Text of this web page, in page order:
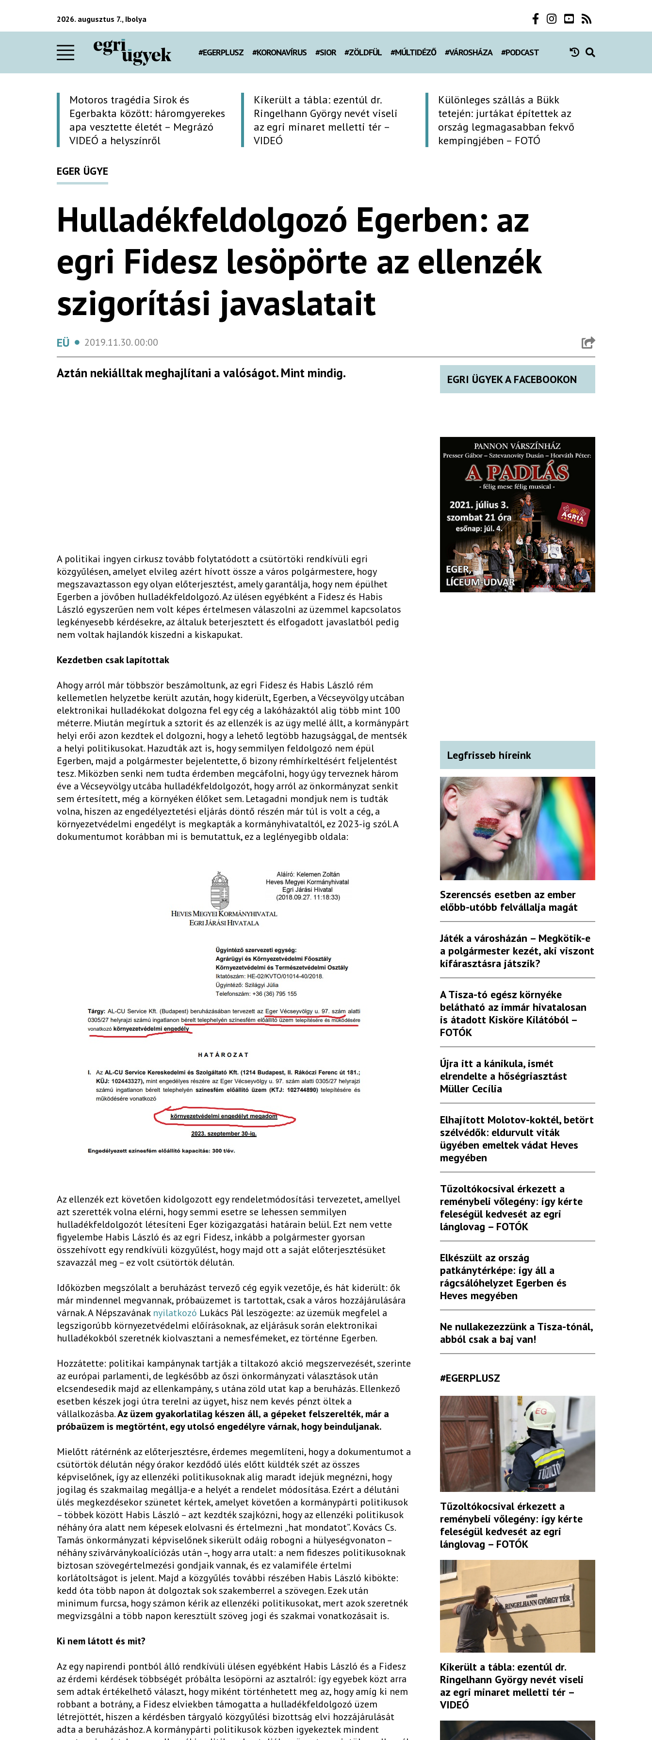
2026. augusztus 7., Ibolya
#EGERPLUSZ #KORONAVÍRUS #SIOR #ZÖLDFÜL #MÚLTIDÉZŐ #VÁROSHÁZA #PODCAST
Motoros tragédia Sirok és
Egerbakta között: háromgyerekes
apa vesztette életét – Megrázó
VIDEÓ a helyszínről
Kikerült a tábla: ezentúl dr.
Ringelhann György nevét viseli
az egri minaret melletti tér –
VIDEÓ
Különleges szállás a Bükk
tetején: jurtákat építettek az
ország legmagasabban fekvő
kempingjében – FOTÓ
EGER ÜGYE
Hulladékfeldolgozó Egerben: az
egri Fidesz lesöpörte az ellenzék
szigorítási javaslatait
EÜ 2019.11.30.00:00
Aztán nekiálltak meghajlítani a valóságot. Mint mindig.
A politikai ingyen cirkusz tovább folytatódott a csütörtöki rendkívüli egri
közgyűlésen, amelyet elvileg azért hívott össze a város polgármestere, hogy
megszavaztasson egy olyan előterjesztést, amely garantálja, hogy nem épülhet
Egerben a jövőben hulladékfeldolgozó. Az ülésen egyébként a Fidesz és Habis
László egyszerűen nem volt képes értelmesen válaszolni az üzemmel kapcsolatos
legkényesebb kérdésekre, az általuk beterjesztett és elfogadott javaslatból pedig
nem voltak hajlandók kiszedni a kiskapukat.
Kezdetben csak lapítottak
Ahogy arról már többször beszámoltunk, az egri Fidesz és Habis László rém
kellemetlen helyzetbe került azután, hogy kiderült, Egerben, a Vécseyvölgy utcában
elektronikai hulladékokat dolgozna fel egy cég a lakóházaktól alig több mint 100
méterre. Miután megírtuk a sztorit és az ellenzék is az ügy mellé állt, a kormánypárt
helyi erői azon kezdtek el dolgozni, hogy a lehető legtöbb hazugsággal, de mentsék
a helyi politikusokat. Hazudták azt is, hogy semmilyen feldolgozó nem épül
Egerben, majd a polgármester bejelentette, ő bizony rémhírkeltésért feljelentést
tesz. Miközben senki nem tudta érdemben megcáfolni, hogy úgy terveznek három
éve a Vécseyvölgy utcába hulladékfeldolgozót, hogy arról az önkormányzat senkit
sem értesített, még a környéken élőket sem. Letagadni mondjuk nem is tudták
volna, hiszen az engedélyeztetési eljárás döntő részén már túl is volt a cég, a
környezetvédelmi engedélyt is megkapták a kormányhivataltól, ez 2023-ig szól. A
dokumentumot korábban mi is bemutattuk, ez a leglényegibb oldala:
Az ellenzék ezt követően kidolgozott egy rendeletmódosítási tervezetet, amellyel
azt szerették volna elérni, hogy semmi esetre se lehessen semmilyen
hulladékfeldolgozót létesíteni Eger közigazgatási határain belül. Ezt nem vette
figyelembe Habis László és az egri Fidesz, inkább a polgármester gyorsan
összehívott egy rendkívüli közgyűlést, hogy majd ott a saját előterjesztésüket
szavazzál meg – ez volt csütörtök délután.
Időközben megszólalt a beruházást tervező cég egyik vezetője, és hát kiderült: ők
már mindennel megvannak, próbaüzemet is tartottak, csak a város hozzájárulására
várnak. A Népszavának nyilatkozó Lukács Pál leszögezte: az üzemük megfelel a
legszigorúbb környezetvédelmi előírásoknak, az eljárásuk során elektronikai
hulladékokból szeretnék kiolvasztani a nemesfémeket, ez történne Egerben.
Hozzátette: politikai kampánynak tartják a tiltakozó akció megszervezését, szerinte
az európai parlamenti, de legkésőbb az őszi önkormányzati választások után
elcsendesedik majd az ellenkampány, s utána zöld utat kap a beruházás. Ellenkező
esetben készek jogi útra terelni az ügyet, hisz nem kevés pénzt öltek a
vállalkozásba.Az üzem gyakorlatilag készen áll, a gépeket felszerelték, már a
próbaüzem is megtörtént, egy utolsó engedélyre várnak, hogy beinduljanak.
Mielőtt rátérnénk az előterjesztésre, érdemes megemlíteni, hogy a dokumentumot a
csütörtök délután négy órakor kezdődő ülés előtt küldték szét az összes
képviselőnek, így az ellenzéki politikusoknak alig maradt idejük megnézni, hogy
jogilag és szakmailag megállja-e a helyét a rendelet módosítása. Ezért a délutáni
ülés megkezdésekor szünetet kértek, amelyet követően a kormánypárti politikusok
– többek között Habis László – azt kezdték szajkózni, hogy az ellenzéki politikusok
néhány óra alatt nem képesek elolvasni és értelmezni „hat mondatot”. Kovács Cs.
Tamás önkormányzati képviselőnek sikerült odáig robogni a hülyeségvonaton –
néhány szivárványkoalíciózás után –, hogy arra utalt: a nem fideszes politikusoknak
biztosan szövegértelmezési gondjaik vannak, és ez valamiféle értelmi
korlátoltságot is jelent. Majd a közgyűlés további részében Habis László kibökte:
kedd óta több napon át dolgoztak sok szakemberrel a szövegen. Ezek után
minimum furcsa, hogy számon kérik az ellenzéki politikusokat, mert azok szeretnék
megvizsgálni a több napon keresztült szöveg jogi és szakmai vonatkozásait is.
Ki nem látott és mit?
Az egy napirendi pontból álló rendkívüli ülésen egyébként Habis László és a Fidesz
az érdemi kérdések többségét próbálta lesöpörni az asztalról: így egyebek közt arra
sem adtak értékelhető választ, hogy miként történhetett meg az, hogy amíg ki nem
robbant a botrány, a Fidesz elviekben támogatta a hulladékfeldolgozó üzem
létrejöttét, hiszen a kérdésben tárgyaló közgyűlési bizottság elvi hozzájárulását
adta a beruházáshoz. A kormánypárti politikusok közben igyekeztek mindent
EGRI ÜGYEK A FACEBOOKON
Legfrisseb híreink
Szerencsés esetben az ember
előbb-utóbb felvállalja magát
Játék a városházán – Megkötik-e
a polgármester kezét, aki viszont
kifárasztásra játszik?
A Tisza-tó egész környéke
belátható az immár hivatalosan
is átadott Kisköre Kilátóból –
FOTÓK
Újra itt a kánikula, ismét
elrendelte a hőségriasztást
Müller Cecília
Elhajított Molotov-koktél, betört
szélvédők: eldurvult viták
ügyében emeltek vádat Heves
megyében
Tűzoltókocsival érkezett a
reménybeli vőlegény: így kérte
feleségül kedvesét az egri
lánglovag – FOTÓK
Elkészült az ország
patkánytérképe: így áll a
rágcsálóhelyzet Egerben és
Heves megyében
Ne nullakezezzünk a Tisza-tónál,
abból csak a baj van!
#EGERPLUSZ
Tűzoltókocsival érkezett a
reménybeli vőlegény: így kérte
feleségül kedvesét az egri
lánglovag – FOTÓK
Kikerült a tábla: ezentúl dr.
Ringelhann György nevét viseli
az egri minaret melletti tér –
VIDEÓ